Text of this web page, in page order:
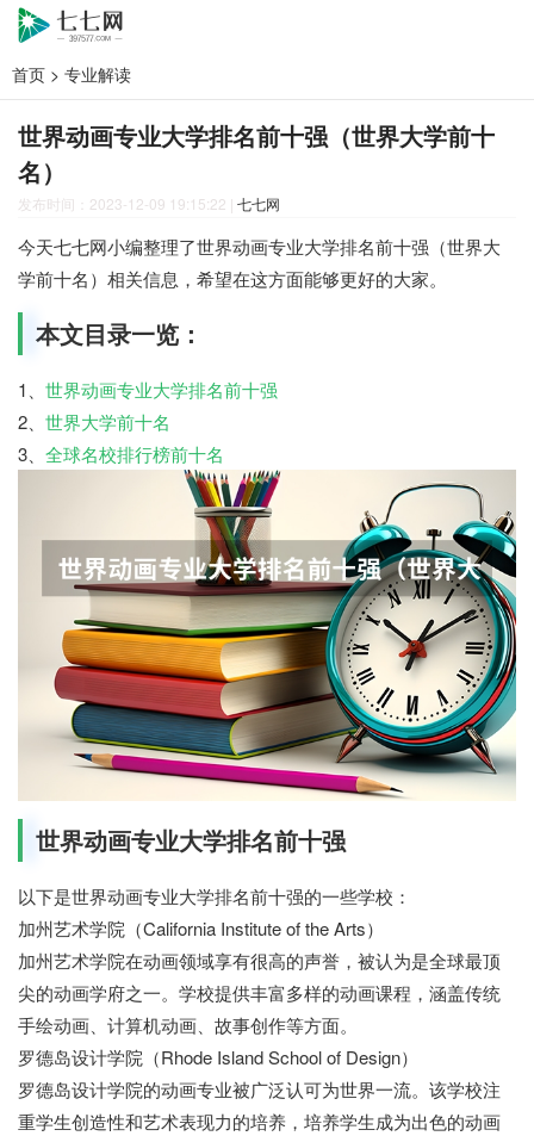
首页 > 专业解读
世界动画专业大学排名前十强（世界大学前十
名）
发布时间：2023-12-09 19:15:22 | 七七网
今天七七网小编整理了世界动画专业大学排名前十强（世界大
学前十名）相关信息，希望在这方面能够更好的大家。
本文目录一览：
1、 世界动画专业大学排名前十强
2、 世界大学前十名
3、 全球名校排行榜前十名
世界动画专业大学排名前十强
以下是世界动画专业大学排名前十强的一些学校：
加州艺术学院（California Institute of the Arts）
加州艺术学院在动画领域享有很高的声誉，被认为是全球最顶
尖的动画学府之一。学校提供丰富多样的动画课程，涵盖传统
手绘动画、计算机动画、故事创作等方面。
罗德岛设计学院（Rhode Island School of Design）
罗德岛设计学院的动画专业被广泛认可为世界一流。该学校注
重学生创造性和艺术表现力的培养，培养学生成为出色的动画